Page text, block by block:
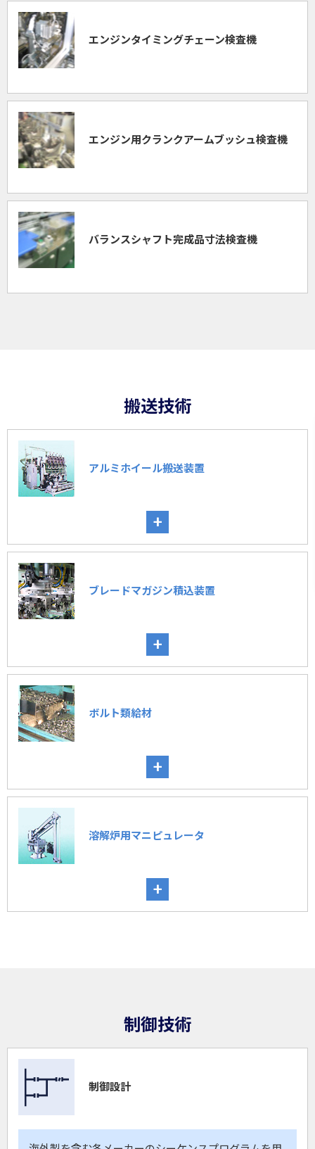
エンジンタイミングチェーン検査機
エンジン用クランクアームブッシュ検査機
バランスシャフト完成品寸法検査機
搬送技術
アルミホイール搬送装置
+
ブレードマガジン積込装置
+
ボルト類給材
+
溶解炉用マニピュレータ
+
制御技術
制御設計